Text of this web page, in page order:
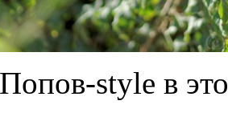
style в